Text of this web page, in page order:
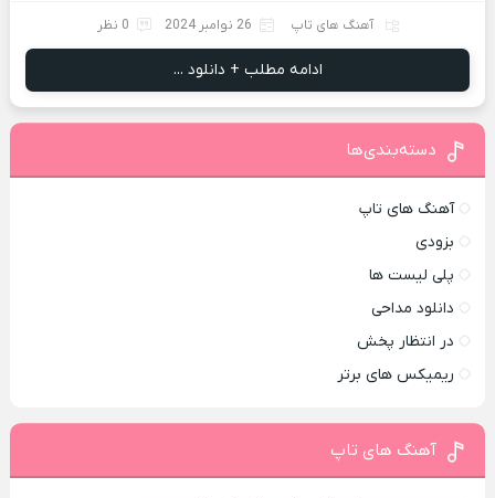
آهنگ های تاپ 26 نوامبر 2024 0 نظر
ادامه مطلب + دانلود ...
دسته‌بندی‌ها
آهنگ های تاپ
بزودی
پلی لیست ها
دانلود مداحی
در انتظار پخش
ریمیکس های برتر
آهنگ های تاپ